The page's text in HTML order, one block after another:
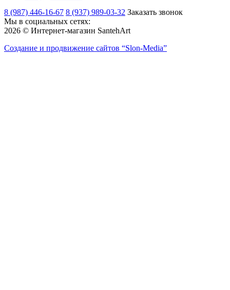
8 (987) 446-16-67 8 (937) 989-03-32 Заказать звонок
Мы в социальных сетях:
2026 © Интернет-магазин SantehArt
Создание и продвижение сайтов “Slon-Media”